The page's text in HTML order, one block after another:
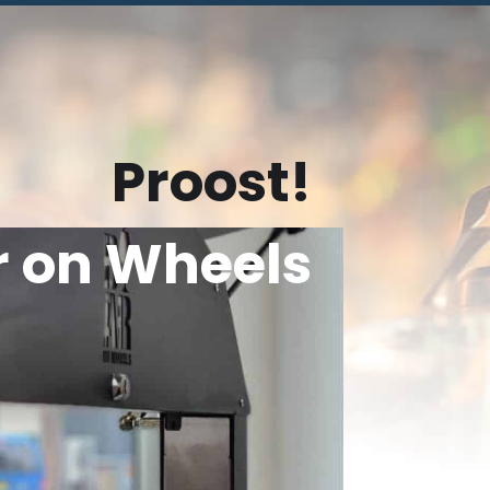
Proost!
on Wheels